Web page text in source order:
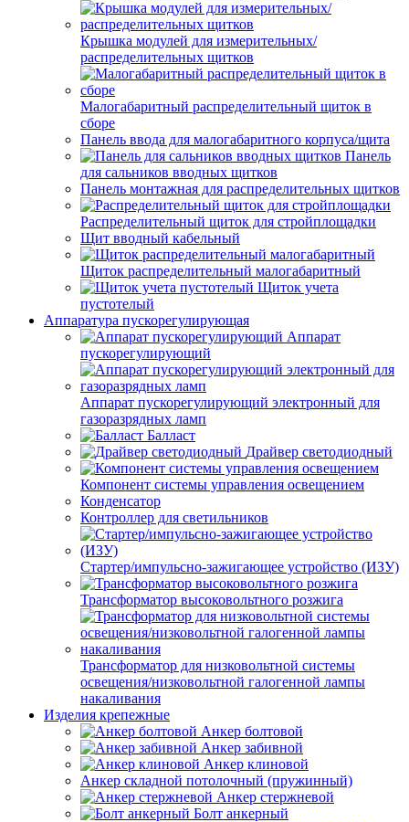
Крышка модулей для измерительных/
распределительных щитков
Малогабаритный распределительный щиток в
сборе
Панель ввода для малогабаритного корпуса/щита
Панель
для сальников вводных щитков
Панель монтажная для распределительных щитков
Распределительный щиток для стройплощадки
Щит вводный кабельный
Щиток распределительный малогабаритный
Щиток учета
пустотелый
Аппаратура пускорегулирующая
Аппарат
пускорегулирующий
Аппарат пускорегулирующий электронный для
газоразрядных ламп
Балласт
Драйвер светодиодный
Компонент системы управления освещением
Конденсатор
Контроллер для светильников
Стартер/импульсно-зажигающее устройство (ИЗУ)
Трансформатор высоковольтного розжига
Трансформатор для низковольтной системы
освещения/низковольтной галогенной лампы
накаливания
Изделия крепежные
Анкер болтовой
Анкер забивной
Анкер клиновой
Анкер складной потолочный (пружинный)
Анкер стержневой
Болт анкерный